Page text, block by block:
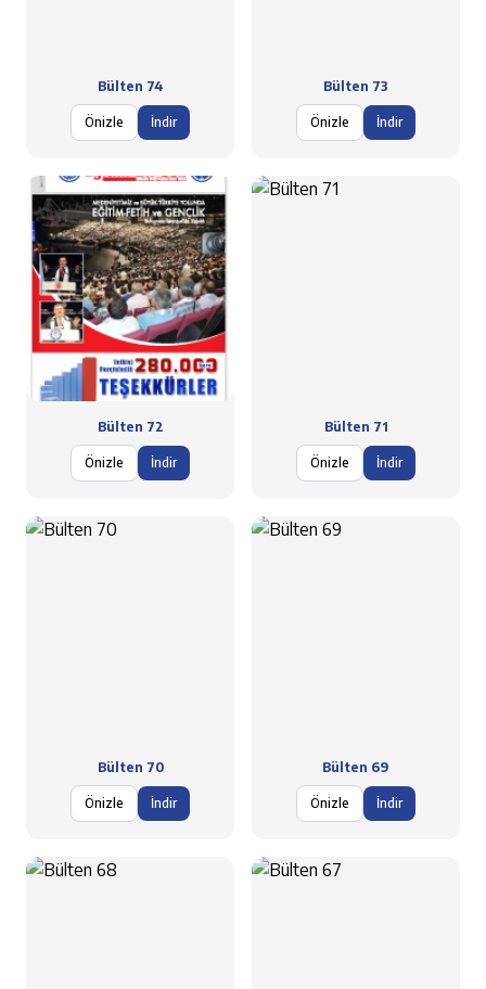
Bülten 74
Önizle İndir
Bülten 73
Önizle İndir
Bülten 72
Önizle İndir
Bülten 71
Önizle İndir
Bülten 70
Önizle İndir
Bülten 69
Önizle İndir